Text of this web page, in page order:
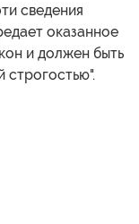
сведения
оказанное
и должен быть
строгостью".